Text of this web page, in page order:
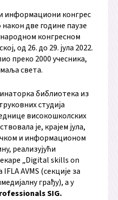
информациони конгрес
две године паузе
конгресном
од 26. до 29. јула 2022.
преко 2000 учесника,
света.
библиотека из
студија
високошколских
је, крајем јула,
и информационом
реализујући
„Digital skills on
AVMS (секције за
грађу), а у
SIG.